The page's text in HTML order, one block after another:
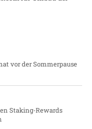
vor der Sommerpause
Staking-Rewards